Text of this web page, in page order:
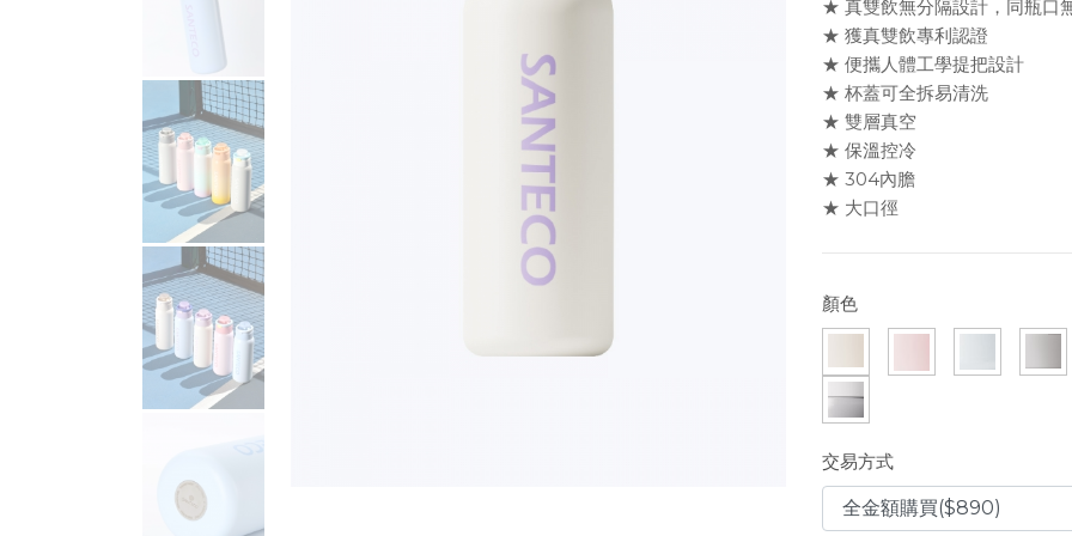
★ 真雙飲無分隔設計，同瓶口
★ 獲真雙飲專利認證
★ 便攜人體工學提把設計
★ 杯蓋可全拆易清洗
★ 雙層真空
★ 保溫控冷
★ 304內膽
★ 大口徑
顏色
交易方式